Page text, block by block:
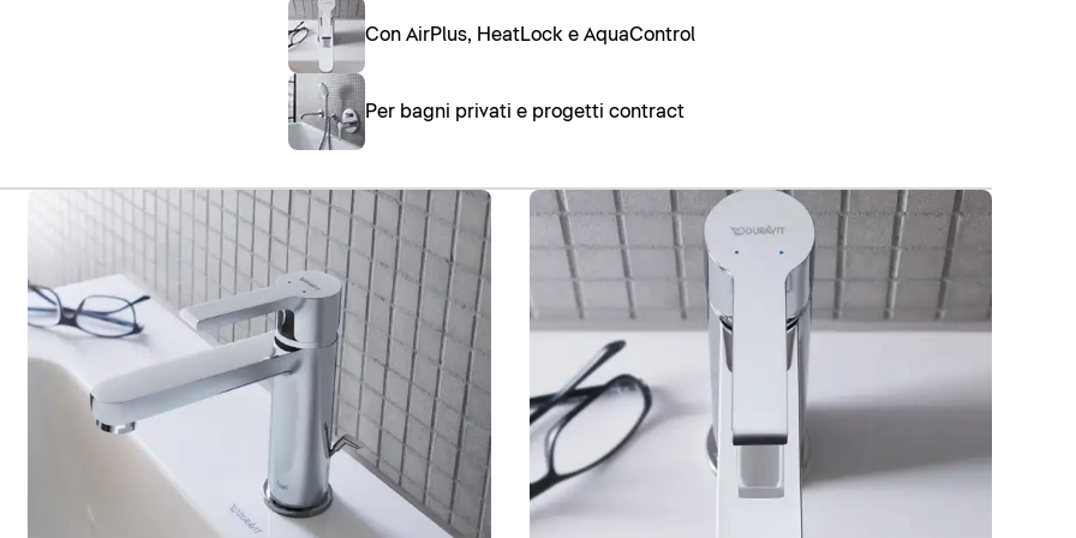
Con AirPlus, HeatLock e AquaControl
Per bagni privati e progetti contract